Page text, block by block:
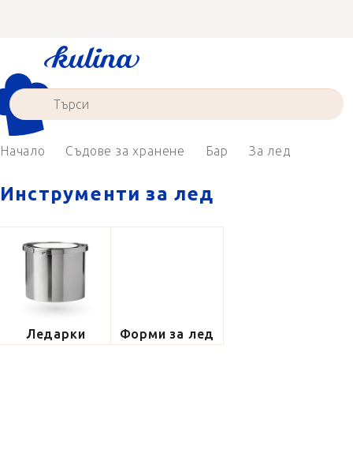
съдържанието
Начало Съдове за хранене Бар За лед
Инструменти за лед
Ледарки Форми за лед